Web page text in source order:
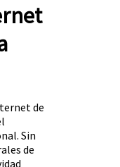
de
Sin
de